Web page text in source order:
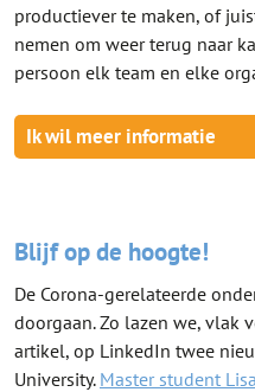
productiever te maken, of
nemen om weer terug naar
persoon elk team en elke
Ik wil meer informatie
Blijf op de hoogte!
De Corona-gerelateerde
doorgaan. Zo lazen we, vlak
artikel, op LinkedIn twee
University. Master student